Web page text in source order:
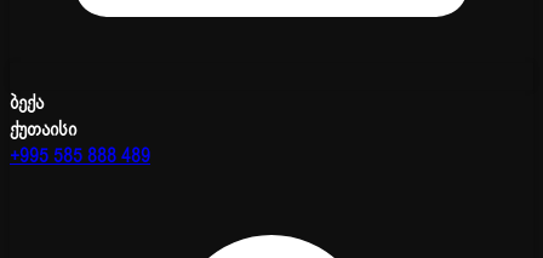
ბექა
ქუთაისი
+995 585 888 489